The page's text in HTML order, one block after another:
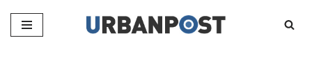
Vai